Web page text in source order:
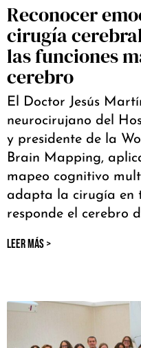
Reconocer
cirugía
las funciones
cerebro
El Doctor Jesús
neurocirujano del
y presidente de la
Brain Mapping,
mapeo cognitivo
adapta la cirugía en
responde el cerebro
LEER MÁS >